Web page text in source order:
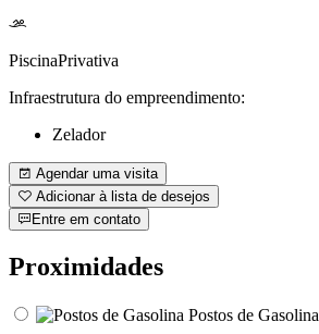
PiscinaPrivativa
Infraestrutura do empreendimento:
Zelador
Agendar uma visita
Adicionar à lista de desejos
Entre em contato
Proximidades
Postos de Gasolina